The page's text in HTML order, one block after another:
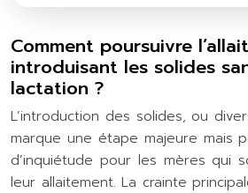
Comment poursuivre
introduisant les solides
lactation ?
L’introduction des solides, ou
marque une étape majeure mais
d’inquiétude pour les mères qui
leur allaitement. La crainte